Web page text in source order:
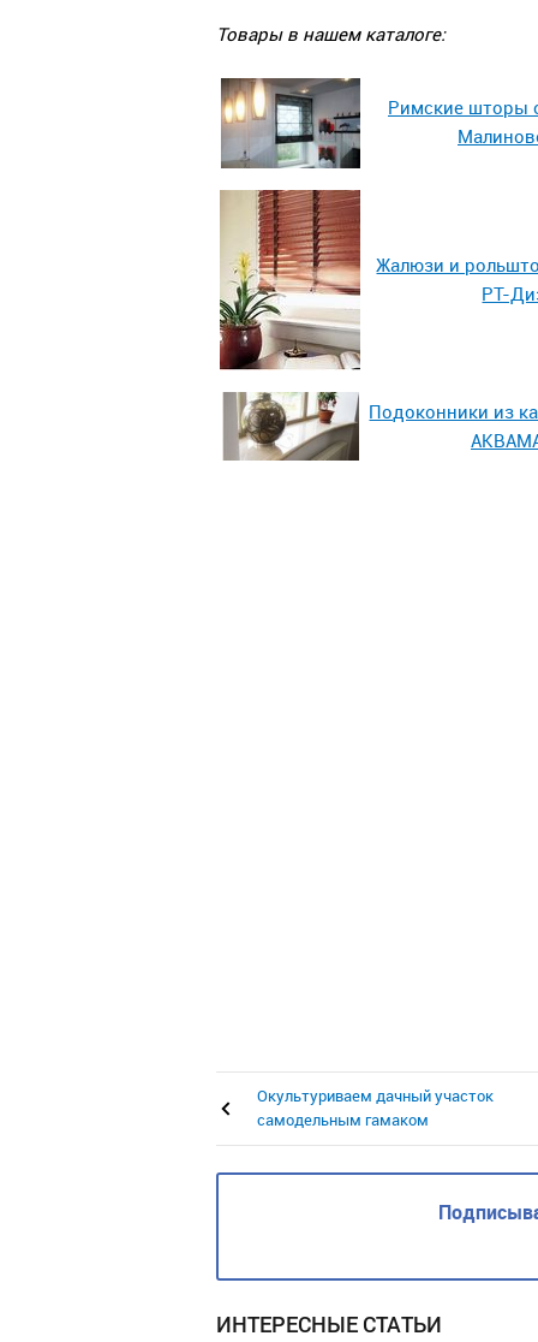
Товары в нашем каталоге:
Римские шторы
Жалюзи и
РТ-
Подоконники из
Окультуриваем дачный участок
самодельным гамаком
ИНТЕРЕСНЫЕ СТАТЬИ